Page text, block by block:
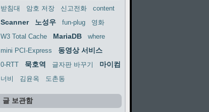
받침대 암호 저장 신고전화 content
Scanner 노성우 fun-plug
영화
W3 Total Cache
MariaDB
where
mini PCI-Express
동영상 서비스
0-RTT 묵호역 글자판 바꾸기 마이컴
너비 김윤옥 도촌동
글 보관함